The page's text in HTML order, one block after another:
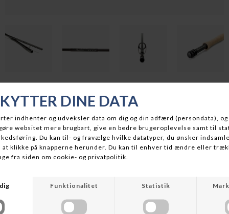
CENTRIC
SCOTT FLYRODS
DKK 8.999,95
På lager